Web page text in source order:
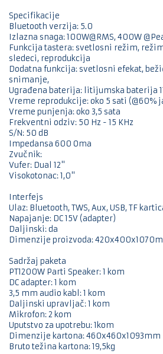
Specifikacije
Bluetooth verzija: 5.0
Izlazna snaga: 100W@RMS, 400W
Funkcija tastera: svetlosni režim,
sledeci, reprodukcija
Dodatna funkcija: svetlosni efekat,
snimanje,
Ugrađena baterija: litijumska baterija
Vreme reprodukcije: oko 5 sati (@60%
Vreme punjenja: oko 3,5 sata
Frekventni odziv: 50 Hz - 15 KHz
S/N: 50 dB
Impedansa 600 Oma
Zvučnik:
Vufer: Dual 12"
Visokotonac: 1,0"
Interfejs
Ulaz: Bluetooth, TWS, Aux, USB, TF
Napajanje: DC 15V (adapter)
Daljinski: da
Dimenzije proizvoda:
Sadržaj paketa
PT1200W Parti Speaker: 1 kom
DC adapter: 1 kom
3,5 mm audio kabl: 1 kom
Daljinski upravljač: 1 kom
Mikrofon: 2 kom
Uputstvo za upotrebu: 1kom
Dimenzije kartona: 460x460x1093mm
Bruto težina kartona: 19,5kg